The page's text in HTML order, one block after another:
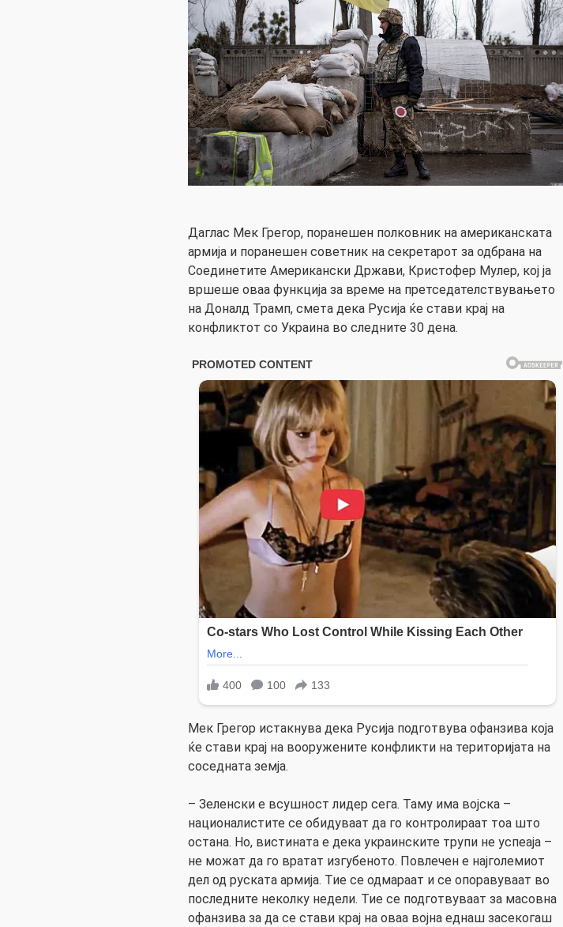
Даглас Мек Грегор, поранешен полковник на американската
армија и поранешен советник на секретарот за одбрана на
Соединетите Американски Држави, Кристофер Мулер, кој ја
вршеше оваа функција за време на претседателствувањето
на Доналд Трамп, смета дека Русија ќе стави крај на
конфликтот со Украина во следните 30 дена.
Мек Грегор истакнува дека Русија подготвува офанзива која
ќе стави крај на вооружените конфликти на територијата на
соседната земја.
– Зеленски е всушност лидер сега. Таму има војска –
националистите се обидуваат да го контролираат тоа што
остана. Но, вистината е дека украинските трупи не успеаја –
не можат да го вратат изгубеното. Повлечен е најголемиот
дел од руската армија. Тие се одмараат и се опоравуваат во
последните неколку недели. Тие се подготвуваат за масовна
офанзива за да се стави крај на оваа војна еднаш засекогаш